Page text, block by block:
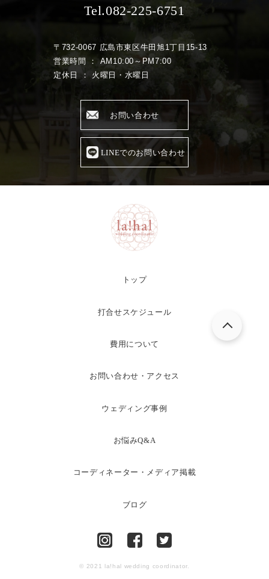
Tel.082-225-6751
〒732-0067 広島市東区牛田旭1丁目15-13
営業時間 ： AM10:00～PM7:00
定休日 ： 火曜日・水曜日
お問い合わせ
LINEでのお問い合わせ
トップ
打合せスケジュール
費用について
お問い合わせ・アクセス
ウェディング事例
お悩みQ&A
コーディネーター・メディア掲載
ブログ
© 2021 la!hal wedding coordinator.